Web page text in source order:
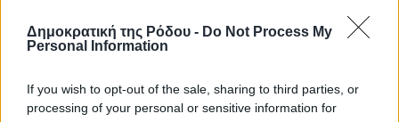
Δημοκρατική της Ρόδου - Do Not Process My
Personal Information
If you wish to opt-out of the sale, sharing to third parties, or
processing of your personal or sensitive information for